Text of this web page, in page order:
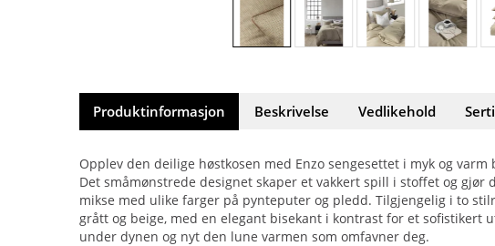
Produktinformasjon Beskrivelse Vedlikehold
Opplev den deilige høstkosen med Enzo sengesettet i myk og varm
Det småmønstrede designet skaper et vakkert spill i stoffet og gjør
mikse med ulike farger på pynteputer og pledd. Tilgjengelig i to
grått og beige, med en elegant bisekant i kontrast for et sofistikert
under dynen og nyt den lune varmen som omfavner deg.